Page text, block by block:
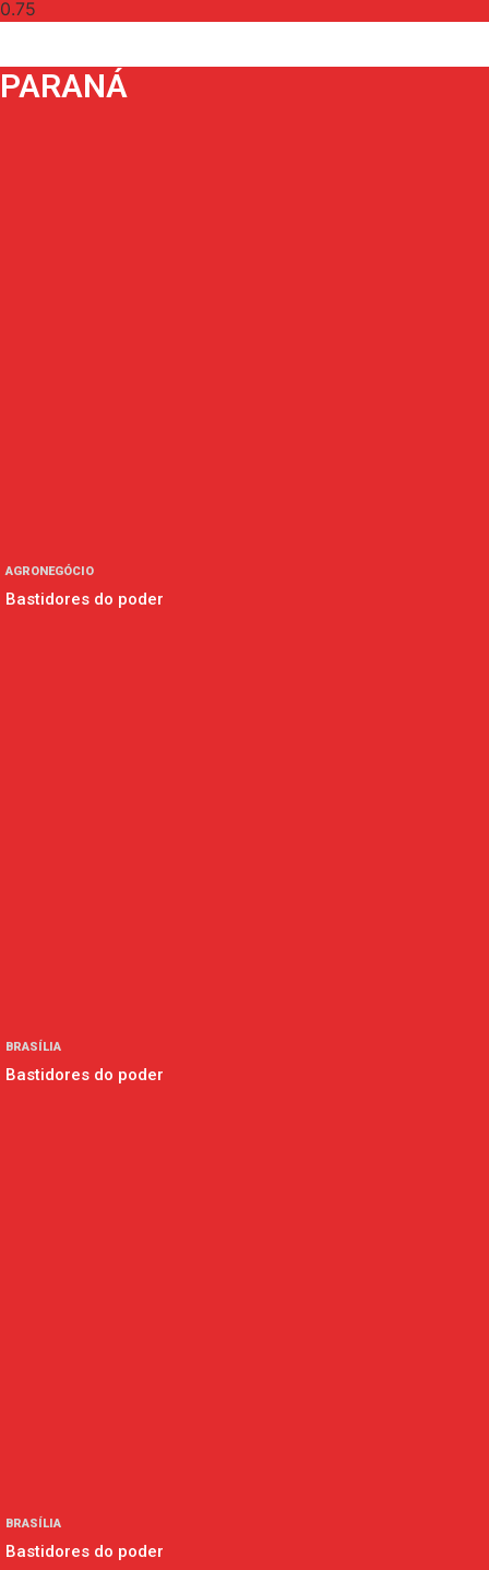
PARANÁ
AGRONEGÓCIO
Bastidores do poder
BRASÍLIA
Bastidores do poder
BRASÍLIA
Bastidores do poder